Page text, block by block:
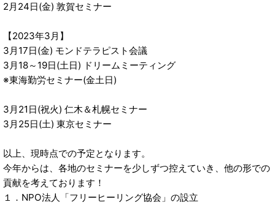
2月24日(金) 敦賀セミナー
【2023年3月】
3月17日(金) モンドテラピスト会議
3月18～19日(土日) ドリームミーティング
※東海勤労セミナー(金土日)
3月21日(祝火) 仁木＆札幌セミナー
3月25日(土) 東京セミナー
以上、現時点での予定となります。
今年からは、各地のセミナーを少しずつ控えていき、他の形での
貢献を考えております！
１．NPO法人「フリーヒーリング協会」の設立